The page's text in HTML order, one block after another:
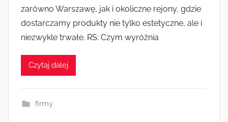
zarówno Warszawę, jak i okoliczne rejony, gdzie
dostarczamy produkty nie tylko estetyczne, ale i
niezwykle trwałe. RS: Czym wyróżnia
Czytaj dalej
firmy